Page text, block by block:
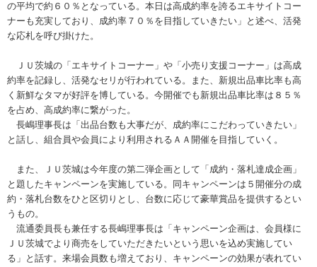
の平均で約６０％となっている。本日は高成約率を誇るエキサイトコー
ナーも充実しており、成約率７０％を目指していきたい」と述べ、活発
な応札を呼び掛けた。
ＪＵ茨城の「エキサイトコーナー」や「小売り支援コーナー」は高成
約率を記録し、活発なセリが行われている。また、新規出品車比率も高
く新鮮なタマが好評を博している。今開催でも新規出品車比率は８５％
を占め、高成約率に繋がった。
長嶋理事長は「出品台数も大事だが、成約率にこだわっていきたい」
と話し、組合員や会員により利用されるＡＡ開催を目指していく。
また、ＪＵ茨城は今年度の第二弾企画として「成約・落札達成企画」
と題したキャンペーンを実施している。同キャンペーンは５開催分の成
約・落札台数をひと区切りとし、台数に応じて豪華賞品を提供するとい
うもの。
流通委員長も兼任する長嶋理事長は「キャンペーン企画は、会員様に
ＪＵ茨城でより商売をしていただきたいという思いを込め実施してい
る」と話す。来場会員数も増えており、キャンペーンの効果が表れてい